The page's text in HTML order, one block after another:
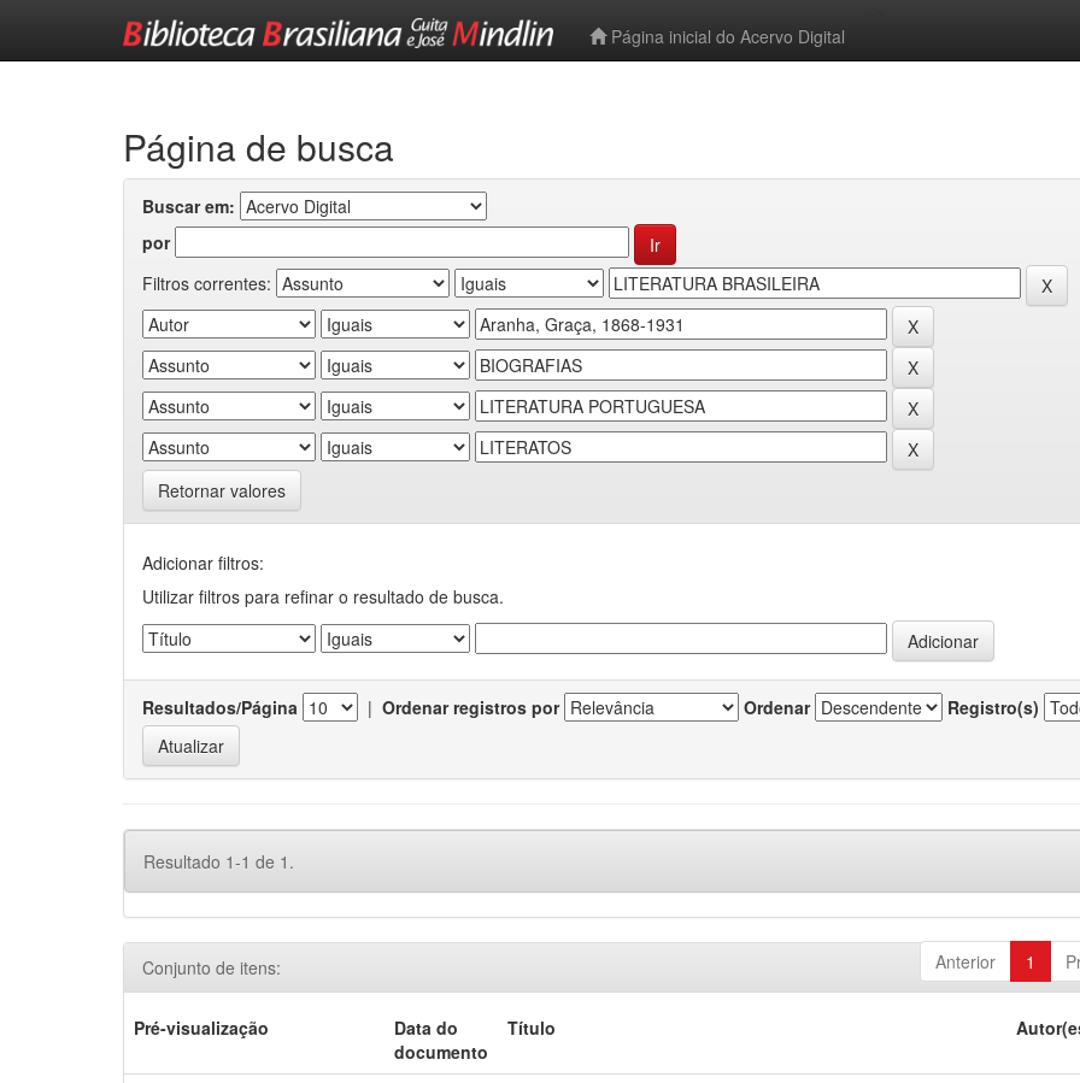
Página inicial do Acervo Digital
Página de busca
Buscar em:
por
Filtros correntes:
Retornar valores
Adicionar filtros:
Utilizar filtros para refinar o resultado de busca.
Resultados/Página | Ordenar registros por Ordenar Registro(s)
Resultado 1-1 de 1.
Anterior 1
Conjunto de itens:
Pré-visualização
Data do
documento
Título